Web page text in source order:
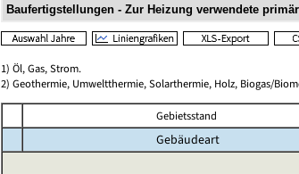
1) Öl, Gas, Strom.
2) Geothermie, Umweltthermie, Solarthermie, Holz, Biogas/
Gebietsstand
Gebäudeart